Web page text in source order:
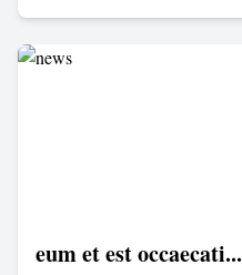
eum et est occaecati...